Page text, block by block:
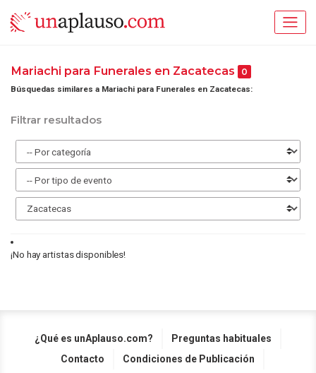
Mariachi para Funerales en Zacatecas 0
Búsquedas similares a Mariachi para Funerales en Zacatecas:
Filtrar resultados
¡No hay artistas disponibles!
¿Qué es unAplauso.com?
Preguntas habituales
Contacto
Condiciones de Publicación